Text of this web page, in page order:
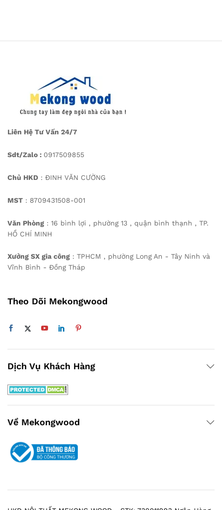
Liên Hệ Tư Vấn 24/7
Sdt/Zalo : 0917509855
Chủ HKD : ĐINH VĂN CƯỜNG
MST : 8709431508-001
Văn Phòng : 16 bình lợi , phường 13 , quận bình thạnh , TP.
HỒ CHÍ MINH
Xưởng SX gia công : TPHCM , phường Long An - Tây Ninh và
Vĩnh Bình - Đồng Tháp
Theo Dõi Mekongwood
Dịch Vụ Khách Hàng
Về Mekongwood